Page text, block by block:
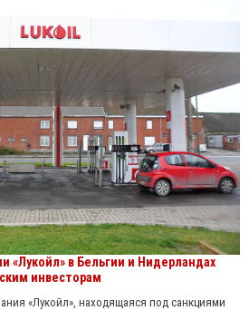
«Лукойл» в Бельгии и Нидерландах
инвесторам
«Лукойл», находящаяся под санкциями